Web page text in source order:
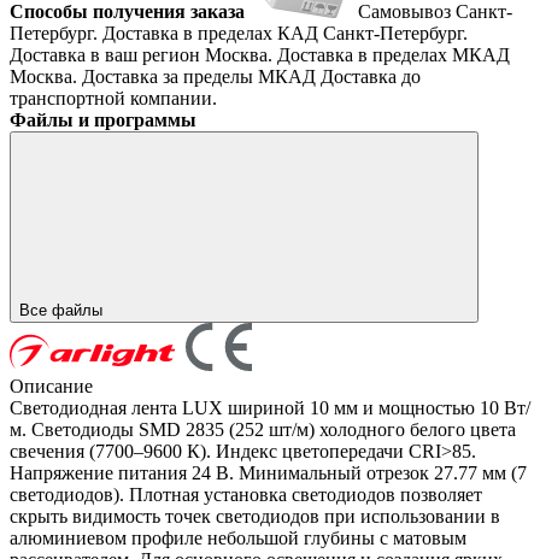
Способы получения заказа Самовывоз Санкт-
Петербург. Доставка в пределах КАД Санкт-Петербург.
Доставка в ваш регион Москва. Доставка в пределах МКАД
Москва. Доставка за пределы МКАД Доставка до
транспортной компании.
Файлы и программы
Все файлы
Описание
Светодиодная лента LUX шириной 10 мм и мощностью 10 Вт/
м. Светодиоды SMD 2835 (252 шт/м) холодного белого цвета
свечения (7700–9600 К). Индекс цветопередачи CRI>85.
Напряжение питания 24 В. Минимальный отрезок 27.77 мм (7
светодиодов). Плотная установка светодиодов позволяет
скрыть видимость точек светодиодов при использовании в
алюминиевом профиле небольшой глубины с матовым